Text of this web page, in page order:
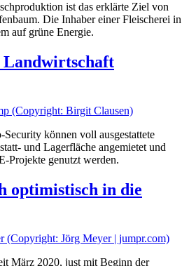
ist das erklärte Ziel von
Die Inhaber einer Fleischerei in
auf grüne Energie.
können voll ausgestattete
und Lagerfläche angemietet und
Projekte genutzt werden.
optimistisch in die
März 2020, just mit Beginn der